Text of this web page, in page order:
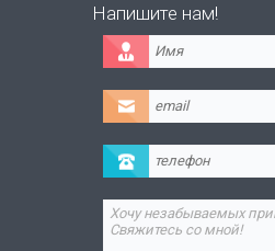
Напишите нам!